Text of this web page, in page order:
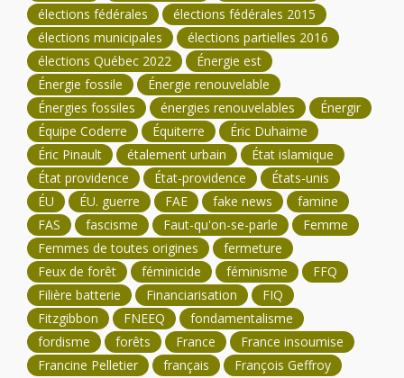
élections fédérales
élections fédérales 2015
élections municipales
élections partielles 2016
élections Québec 2022
Énergie est
Énergie fossile
Énergie renouvelable
Énergies fossiles
énergies renouvelables
Énergir
Équipe Coderre
Équiterre
Éric Duhaime
Éric Pinault
étalement urbain
État islamique
État providence
État-providence
États-unis
ÉU
ÉU. guerre FAE fake news
famine
FAS
fascisme Faut-qu'on-se-parle
Femme
Femmes de toutes origines
fermeture
Feux de forêt
féminicide féminisme
FFQ
Filière batterie
Financiarisation
FIQ
Fitzgibbon
FNEEQ
fondamentalisme
fordisme
forêts France
France insoumise
Francine Pelletier
français
François Geffroy